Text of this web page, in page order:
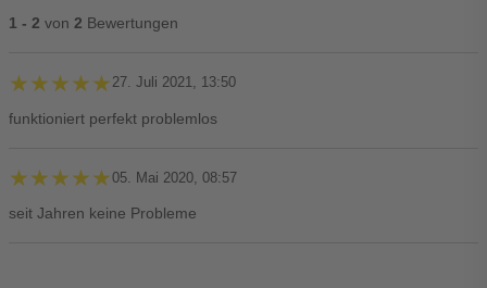
1 - 2 von 2 Bewertungen
★★★★★
★★★★★ 27. Juli 2021, 13:50
funktioniert perfekt problemlos
★★★★★
★★★★★05. Mai 2020, 08:57
seit Jahren keine Probleme